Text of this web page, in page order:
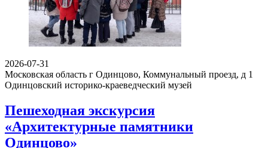
2026-07-31
Московская область г Одинцово, Коммунальный проезд, д 1
Одинцовский историко-краеведческий музей
Пешеходная экскурсия
«Архитектурные памятники
Одинцово»